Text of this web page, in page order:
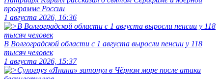
программе России
1 августа 2026, 16:36
В Волгоградской области с 1 августа выросли пенсии у 118
тысяч человек
1 августа 2026, 15:37